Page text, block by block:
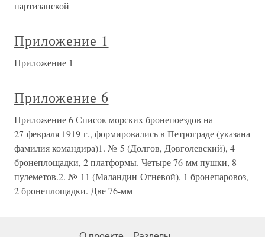
партизанской
Приложение 1
Приложение 1
Приложение 6
Приложение 6 Список морских бронепоездов на
27 февраля 1919 г., формировались в Петрограде (указана
фамилия командира)1. № 5 (Долгов, Довголевский), 4
бронеплощадки, 2 платформы. Четыре 76-мм пушки, 8
пулеметов.2. № 11 (Маландин-Огневой), 1 бронепаровоз,
2 бронеплощадки. Две 76-мм